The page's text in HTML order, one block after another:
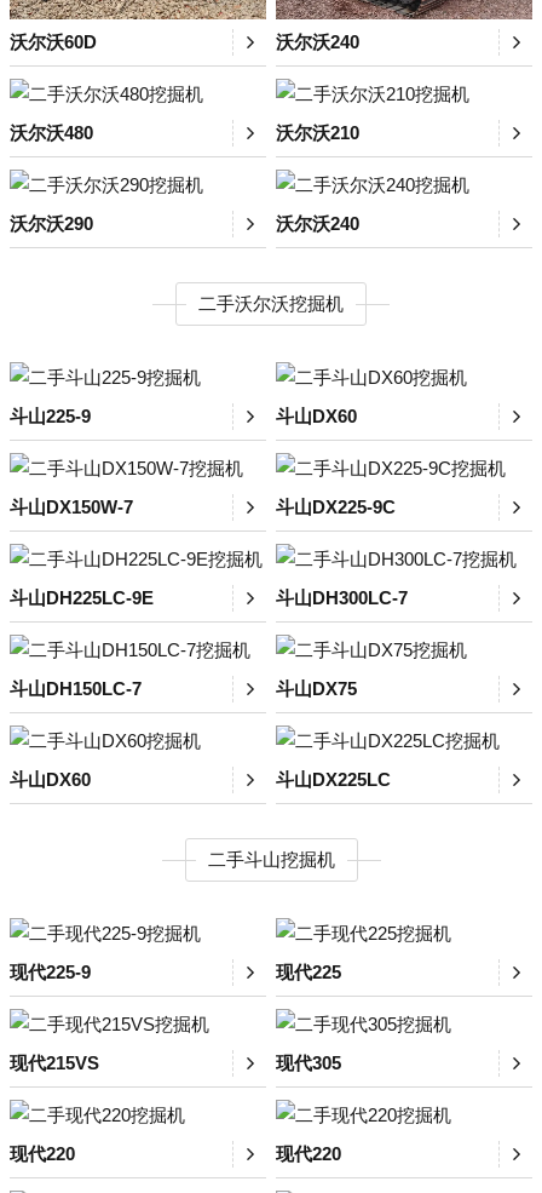
沃尔沃60D 沃尔沃240
沃尔沃480 沃尔沃210
沃尔沃290 沃尔沃240
二手沃尔沃挖掘机
斗山225-9 斗山DX60
斗山DX150W-7 斗山DX225-9C
斗山DH225LC-9E 斗山DH300LC-7
斗山DH150LC-7 斗山DX75
斗山DX60 斗山DX225LC
二手斗山挖掘机
现代225-9 现代225
现代215VS 现代305
现代220 现代220